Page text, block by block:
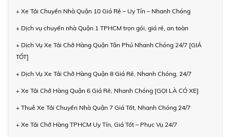
+ Xe Tải Chuyển Nhà Quận 10 Giá Rẻ – Uy Tín – Nhanh Chóng
+ Dịch vụ chuyển nhà Quận 1 TPHCM trọn gói, giá rẻ, an toàn
+ Dịch Vụ Xe Tải Chở Hàng Quận Tân Phú Nhanh Chóng 24/7 [GIÁ
TỐT]
+ Dịch Vụ Xe Tải Chở Hàng Quận 8 Giá Rẻ, Nhanh Chóng, 24/7
+ Xe Tải Chở Hàng Quận 6 Giá Rẻ, Nhanh Chóng [GỌI LÀ CÓ XE]
+ Thuê Xe Tải Chuyển Nhà Quận 7 Giá Tốt, Nhanh Chóng 24/7
+ Xe Tải Chở Hàng TPHCM Uy Tín, Giá Tốt – Phục Vụ 24/7